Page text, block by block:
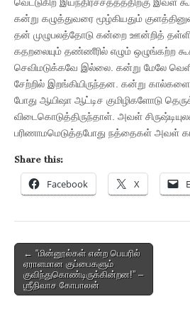
கன்று கழுத்துவரை மூழ்கியதும்
தன் முழுபலத்தோடு கன்றை ஊன்றித்
கதறலையும் தண்ணீரில் எழும் ஒழுங்கற்ற
செவிமடுக்கவே இல்லை. கன்று மேலே
சேற்றில் இறங்கியிருந்தன. கன்று
போது ஆயிஷா ஆட்டிச குமிழிகளோடு
விடைகொடுத்திருந்தாள். அவள்
பரிணாமமெடுத்தபோது நத்தைகள் அவள்
Share this:
Facebook X
Post
navigation
← “மின்னூல்கள் என்ற பெயரில்
ஏராளமான குப்பைகளும்
குவிந்துகொண்டிருக்கின்றன!” –
ஶ்ரீநிவாச கோபாலன்